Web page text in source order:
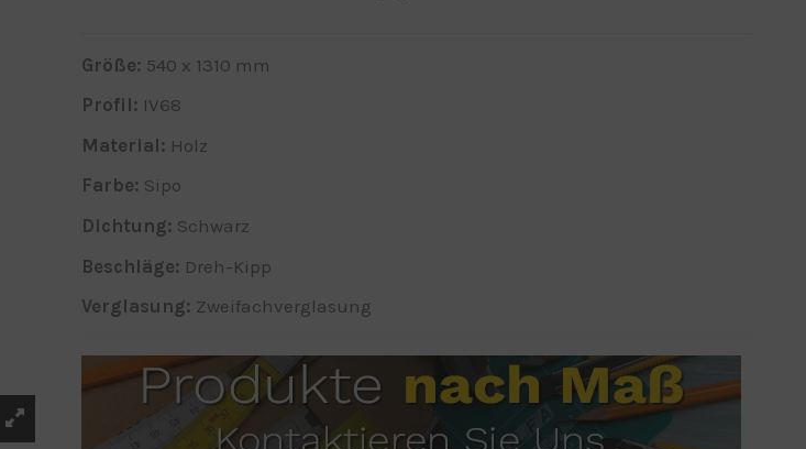
Größe: 540 x 1310 mm
Profil: IV68
Material: Holz
Farbe: Sipo
Dichtung: Schwarz
Beschläge: Dreh-Kipp
Verglasung: Zweifachverglasung